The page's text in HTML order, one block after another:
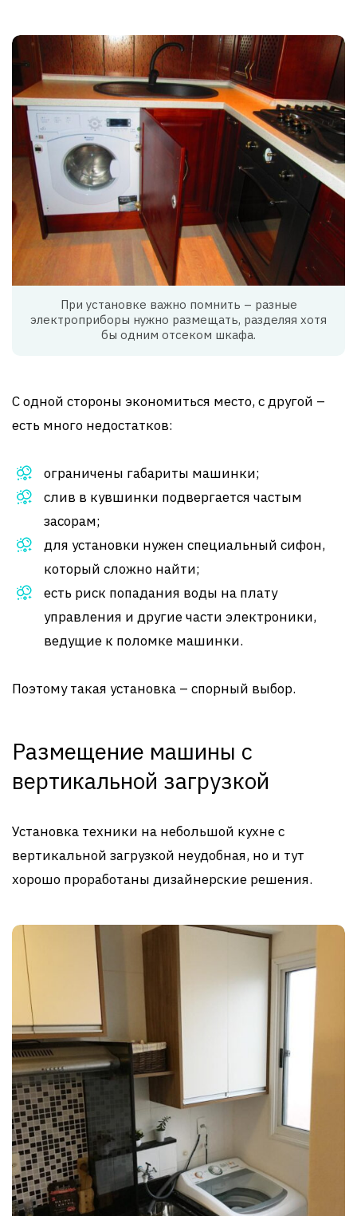
При установке важно помнить – разные
электроприборы нужно размещать, разделяя хотя
бы одним отсеком шкафа.
С одной стороны экономиться место, с другой –
есть много недостатков:
ограничены габариты машинки;
слив в кувшинки подвергается частым
засорам;
для установки нужен специальный сифон,
который сложно найти;
есть риск попадания воды на плату
управления и другие части электроники,
ведущие к поломке машинки.
Поэтому такая установка – спорный выбор.
Размещение машины с
вертикальной загрузкой
Установка техники на небольшой кухне с
вертикальной загрузкой неудобная, но и тут
хорошо проработаны дизайнерские решения.